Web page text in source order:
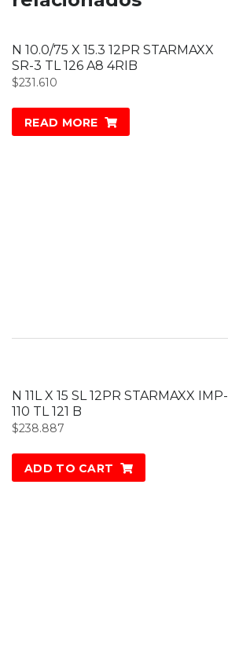
N 10.0/75 X 15.3 12PR STARMAXX
SR-3 TL 126 A8 4RIB
$231.610
READ MORE
N 11L X 15 SL 12PR STARMAXX IMP-
110 TL 121 B
$238.887
ADD TO CART